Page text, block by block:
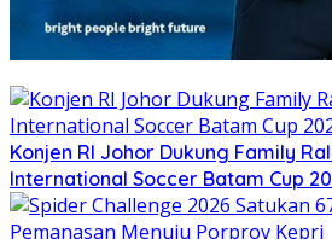
Konjen RI Johor Dukung Family
International Soccer Batam Cup